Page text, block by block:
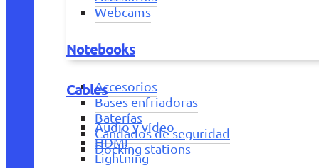
Webcams
Notebooks
Accesorios
Bases enfriadoras
Baterías
Candados de seguridad
Docking stations
Cables
Audio y vídeo
HDMI
Lightning